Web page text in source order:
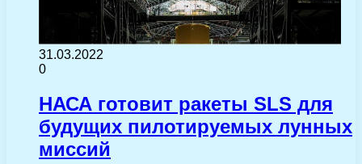
31.03.2022
0
НАСА готовит ракеты SLS для
будущих пилотируемых лунных
миссий